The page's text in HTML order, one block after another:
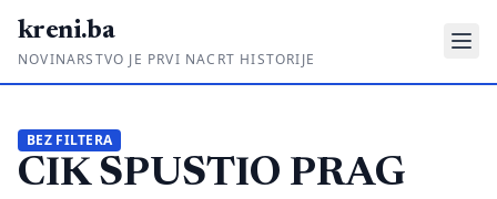
kreni.ba
NOVINARSTVO JE PRVI NACRT HISTORIJE
Priče sa ruba
BEZ FILTERA
CIK SPUSTIO PRAG